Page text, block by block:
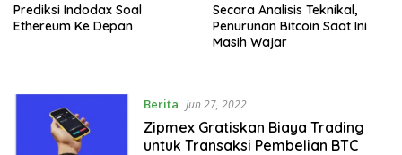
Prediksi Indodax Soal
Ethereum Ke Depan
Secara Analisis Teknikal,
Penurunan Bitcoin Saat Ini
Masih Wajar
Berita Jun 27, 2022
Zipmex Gratiskan Biaya Trading
untuk Transaksi Pembelian BTC